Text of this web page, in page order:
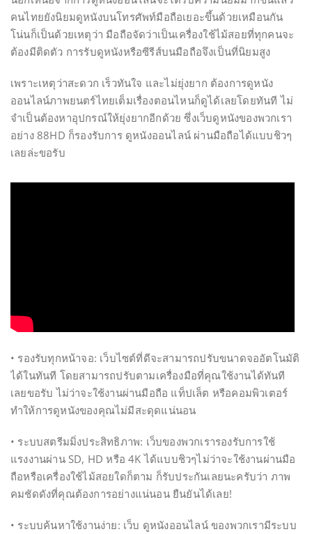
คนไทยยังนิยมดูหนังบนโทรศัพท์มือถือเยอะขึ้นด้วยเหมือนกัน
โน่นก็เป็นด้วยเหตุว่า มือถือจัดว่าเป็นเครื่องใช้ไม้สอยที่ทุกคนจะ
ต้องมีติดตัว การรับดูหนังหรือซีรีส์บนมือถือจึงเป็นที่นิยมสูง
เพราะเหตุว่าสะดวก เร็วทันใจ และไม่ยุ่งยาก ต้องการดูหนัง
ออนไลน์ภาพยนตร์ไทยเต็มเรื่องตอนไหนก็ดูได้เลยโดยทันที ไม่
จำเป็นต้องหาอุปกรณ์ให้ยุ่งยากอีกด้วย ซึ่งเว็บดูหนังของพวกเรา
อย่าง 88HD ก็รองรับการ ดูหนังออนไลน์ ผ่านมือถือได้แบบชิวๆ
เลยล่ะขอรับ
• รองรับทุกหน้าจอ: เว็บไซต์ที่ดีจะสามารถปรับขนาดจออัตโนมัติ
ได้ในทันที โดยสามารถปรับตามเครื่องมือที่คุณใช้งานได้ทันที
เลยขอรับ ไม่ว่าจะใช้งานผ่านมือถือ แท็ปเล็ต หรือคอมพิวเตอร์
ทำให้การดูหนังของคุณไม่มีสะดุดแน่นอน
• ระบบสตรีมมิ่งประสิทธิภาพ: เว็บของพวกเรารองรับการใช้
แรงงานผ่าน SD, HD หรือ 4K ได้แบบชิวๆไม่ว่าจะใช้งานผ่านมือ
ถือหรือเครื่องใช้ไม้สอยใดก็ตาม ก็รับประกันเลยนะครับว่า ภาพ
คมชัดดังที่คุณต้องการอย่างแน่นอน ยืนยันได้เลย!
• ระบบค้นหาใช้งานง่าย: เว็บ ดูหนังออนไลน์ ของพวกเรามีระบบ